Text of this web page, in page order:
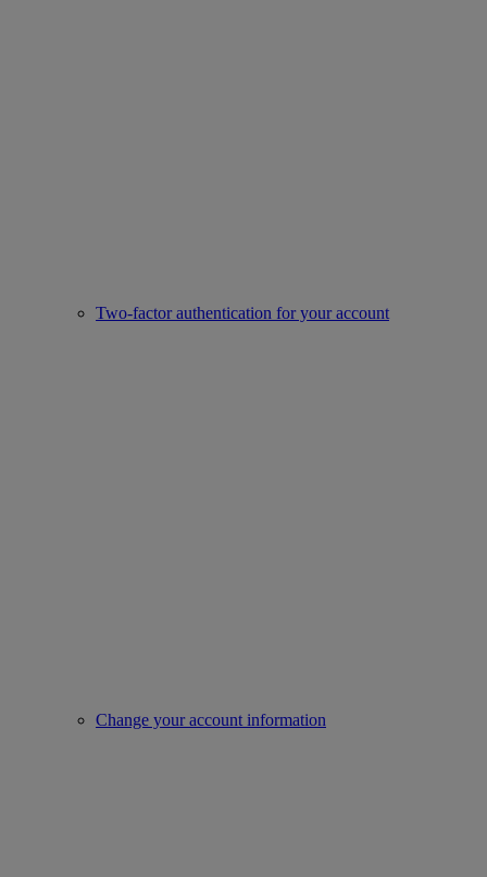
Two-factor authentication for your account
Change your account information